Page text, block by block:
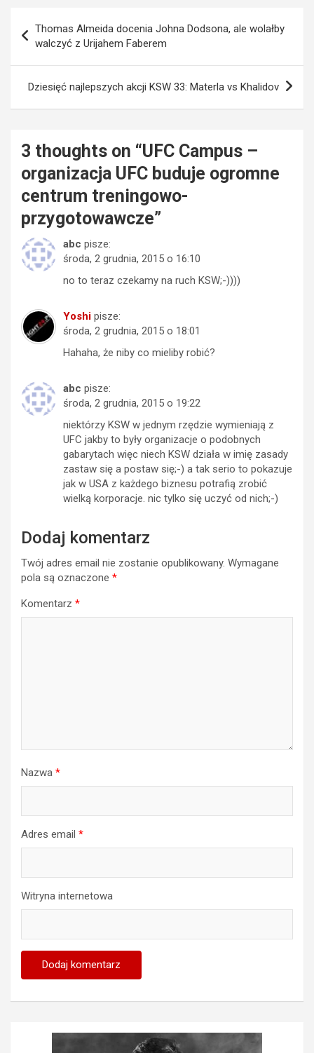
wpisu
Thomas Almeida docenia Johna Dodsona, ale wolałby
walczyć z Urijahem Faberem
Dziesięć najlepszych akcji KSW 33: Materla vs Khalidov
3 thoughts on “UFC Campus –
organizacja UFC buduje ogromne
centrum treningowo-
przygotowawcze”
abc pisze:
środa, 2 grudnia, 2015 o 16:10
no to teraz czekamy na ruch KSW;-))))
Yoshi pisze:
środa, 2 grudnia, 2015 o 18:01
Hahaha, że niby co mieliby robić?
abc pisze:
środa, 2 grudnia, 2015 o 19:22
niektórzy KSW w jednym rzędzie wymieniają z
UFC jakby to były organizacje o podobnych
gabarytach więc niech KSW działa w imię zasady
zastaw się a postaw się;-) a tak serio to pokazuje
jak w USA z każdego biznesu potrafią zrobić
wielką korporacje. nic tylko się uczyć od nich;-)
Dodaj komentarz
Twój adres email nie zostanie opublikowany. Wymagane
pola są oznaczone *
Komentarz *
Nazwa *
Adres email *
Witryna internetowa